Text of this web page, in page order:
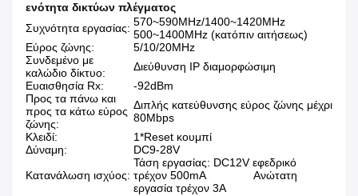
ενότητα δικτύων πλέγματος
Συχνότητα εργασίας: 570~590MHz/1400~1420MHz
500~1400MHz (κατόπιν αιτήσεως)
Εύρος ζώνης:
5/10/20MHz
Συνδεμένο με
καλώδιο δίκτυο:
Διεύθυνση IP διαμορφώσιμη
Ευαισθησία Rx:
-92dBm
Προς τα πάνω και
προς τα κάτω εύρος
ζώνης:
Διπλής κατεύθυνσης εύρος ζώνης μέχρι
80Mbps
Κλειδί:
1*Reset κουμπί
Δύναμη:
DC9-28V
Κατανάλωση ισχύος:
Τάση εργασίας: DC12V εφεδρικό
τρέχον 500mA Ανώτατη
εργασία τρέχον 3A